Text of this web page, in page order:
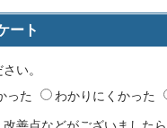
ート
い。
った わかりにくかった
善点などがございましたら